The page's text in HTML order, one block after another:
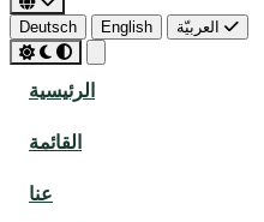
Deutsch English
الرئيسية
القائمة
عنا